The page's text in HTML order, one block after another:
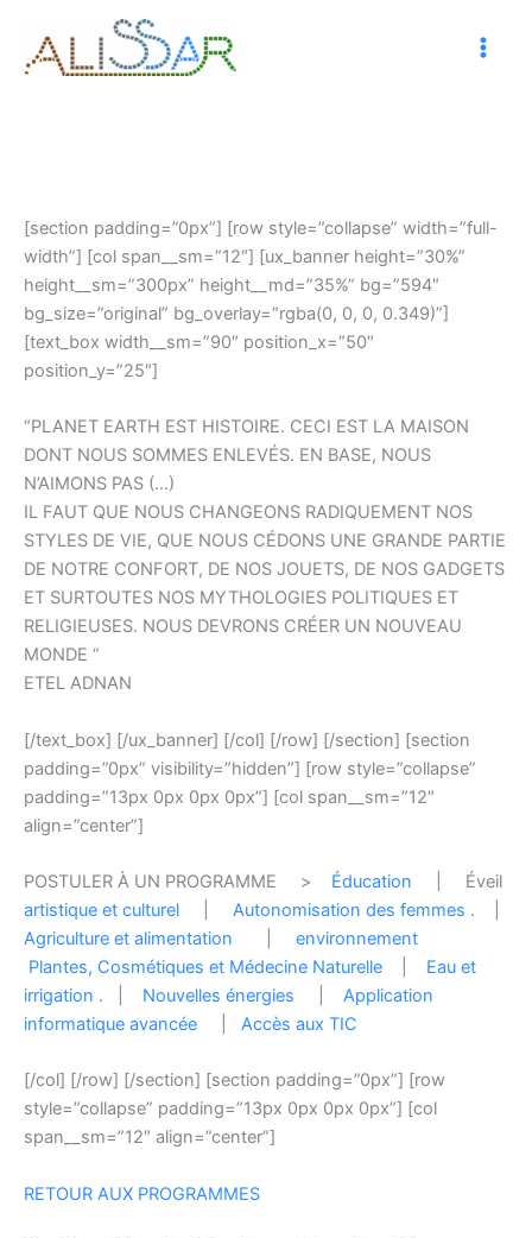
content
[section padding=”0px”] [row style=”collapse” width=”full-
width”] [col span__sm=”12″] [ux_banner height=”30%”
height__sm=”300px” height__md=”35%” bg=”594″
bg_size=”original” bg_overlay=”rgba(0, 0, 0, 0.349)”]
[text_box width__sm=”90″ position_x=”50″
position_y=”25″]
“PLANET EARTH EST HISTOIRE. CECI EST LA MAISON
DONT NOUS SOMMES ENLEVÉS. EN BASE, NOUS
N’AIMONS PAS (…)
IL FAUT QUE NOUS CHANGEONS RADIQUEMENT NOS
STYLES DE VIE, QUE NOUS CÉDONS UNE GRANDE PARTIE
DE NOTRE CONFORT, DE NOS JOUETS, DE NOS GADGETS
ET SURTOUTES NOS MYTHOLOGIES POLITIQUES ET
RELIGIEUSES. NOUS DEVRONS CRÉER UN NOUVEAU
MONDE “
ETEL ADNAN
[/text_box] [/ux_banner] [/col] [/row] [/section] [section
padding=”0px” visibility=”hidden”] [row style=”collapse”
padding=”13px 0px 0px 0px”] [col span__sm=”12″
align=”center”]
POSTULER À UN PROGRAMME > Éducation | Éveil
artistique et culturel
Autonomisation des femmes . |
Agriculture et alimentation
environnement
Plantes, Cosmétiques et Médecine Naturelle
Eau et
irrigation . | Nouvelles énergies
Application
informatique avancée
Accès aux TIC
[/col] [/row] [/section] [section padding=”0px”] [row
style=”collapse” padding=”13px 0px 0px 0px”] [col
span__sm=”12″ align=”center”]
RETOUR AUX PROGRAMMES